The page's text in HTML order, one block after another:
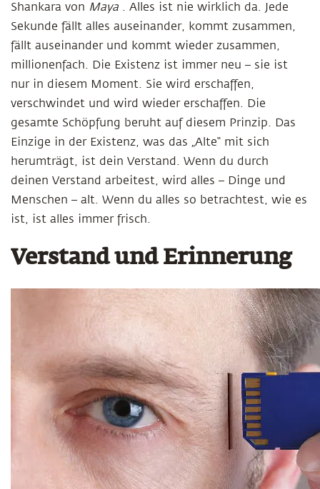
Shankara von Maya . Alles ist nie wirklich da. Jede
Sekunde fällt alles auseinander, kommt zusammen,
fällt auseinander und kommt wieder zusammen,
millionenfach. Die Existenz ist immer neu – sie ist
nur in diesem Moment. Sie wird erschaffen,
verschwindet und wird wieder erschaffen. Die
gesamte Schöpfung beruht auf diesem Prinzip. Das
Einzige in der Existenz, was das „Alte“ mit sich
herumträgt, ist dein Verstand. Wenn du durch
deinen Verstand arbeitest, wird alles – Dinge und
Menschen – alt. Wenn du alles so betrachtest, wie es
ist, ist alles immer frisch.
Verstand und Erinnerung